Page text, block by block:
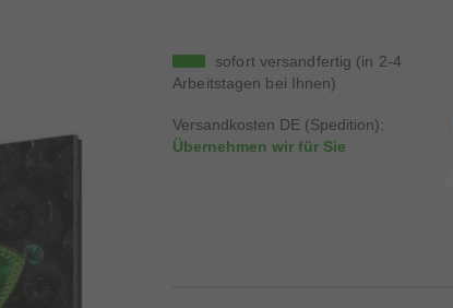
sofort versandfertig (in 2-4
Arbeitstagen bei Ihnen)
Versandkosten DE (Spedition):
Übernehmen wir für Sie